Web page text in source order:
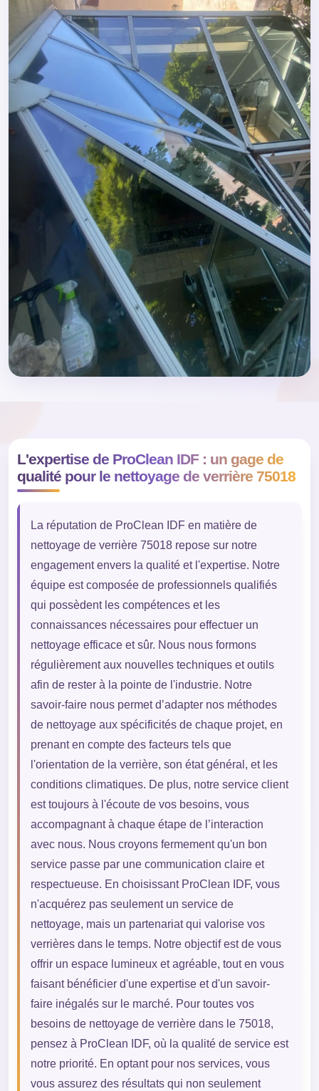
L'expertise de ProClean IDF : un gage de
qualité pour le nettoyage de verrière 75018
La réputation de ProClean IDF en matière de
nettoyage de verrière 75018 repose sur notre
engagement envers la qualité et l'expertise. Notre
équipe est composée de professionnels qualifiés
qui possèdent les compétences et les
connaissances nécessaires pour effectuer un
nettoyage efficace et sûr. Nous nous formons
régulièrement aux nouvelles techniques et outils
afin de rester à la pointe de l'industrie. Notre
savoir-faire nous permet d’adapter nos méthodes
de nettoyage aux spécificités de chaque projet, en
prenant en compte des facteurs tels que
l'orientation de la verrière, son état général, et les
conditions climatiques. De plus, notre service client
est toujours à l'écoute de vos besoins, vous
accompagnant à chaque étape de l’interaction
avec nous. Nous croyons fermement qu'un bon
service passe par une communication claire et
respectueuse. En choisissant ProClean IDF, vous
n'acquérez pas seulement un service de
nettoyage, mais un partenariat qui valorise vos
verrières dans le temps. Notre objectif est de vous
offrir un espace lumineux et agréable, tout en vous
faisant bénéficier d'une expertise et d'un savoir-
faire inégalés sur le marché. Pour toutes vos
besoins de nettoyage de verrière dans le 75018,
pensez à ProClean IDF, où la qualité de service est
notre priorité. En optant pour nos services, vous
vous assurez des résultats qui non seulement